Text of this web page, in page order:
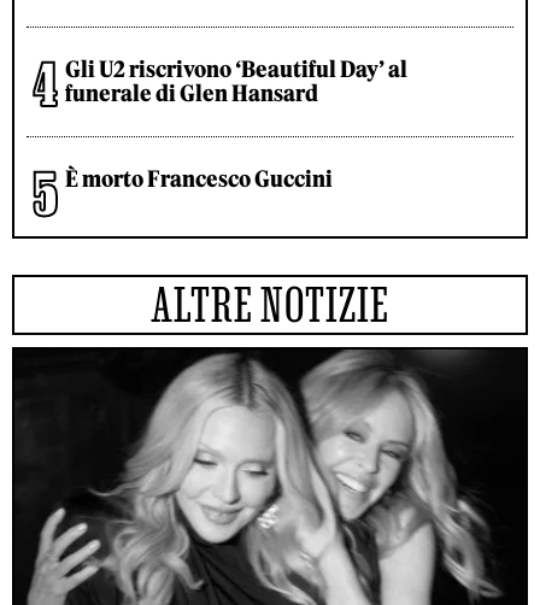
Gli U2 riscrivono ‘Beautiful Day’ al
funerale di Glen Hansard
È morto Francesco Guccini
ALTRE NOTIZIE